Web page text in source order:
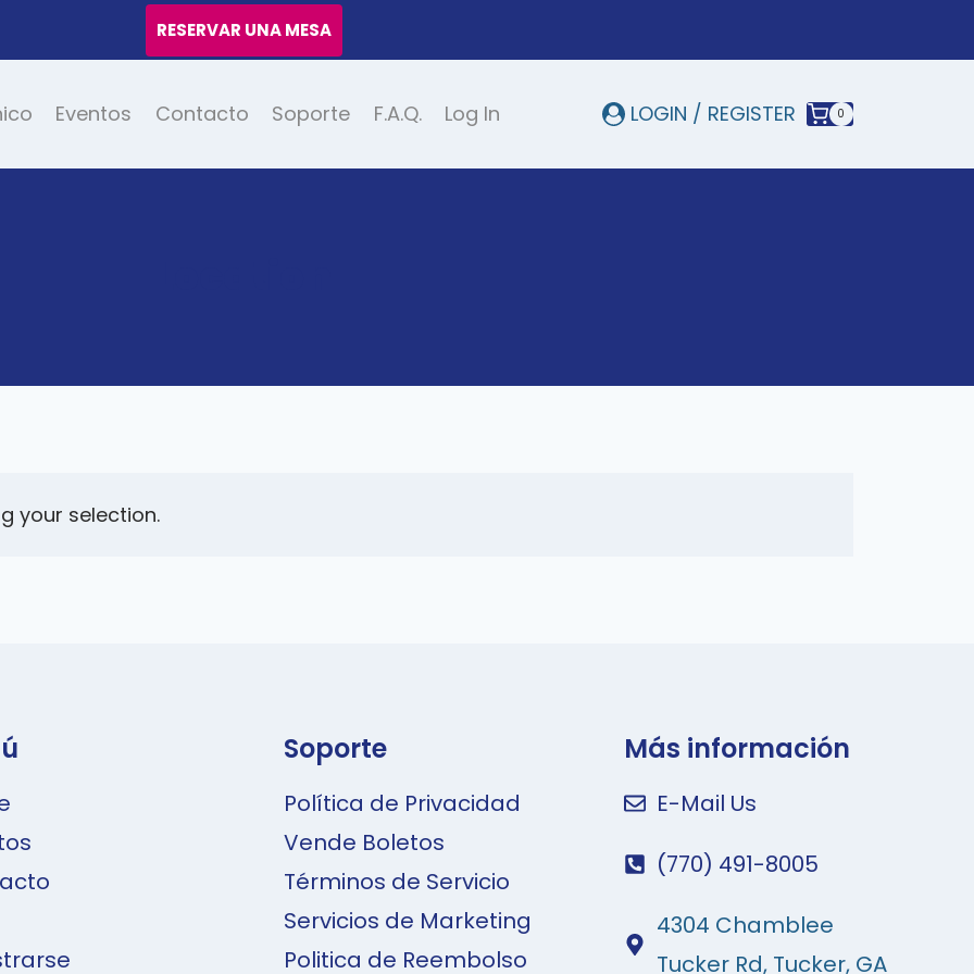
RESERVAR UNA MESA
Eventos Contacto Soporte F.A.Q. Log In LOGIN / REGISTER 0
your selection.
Soporte
Política de Privacidad
Vende Boletos
Términos de Servicio
Servicios de Marketing
Politica de Reembolso
Más información
E-Mail Us
(770) 491-8005
4304 Chamblee
Tucker Rd, Tucker, GA